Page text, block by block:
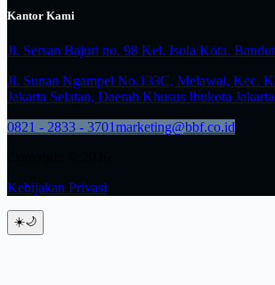
Kantor Kami
Jl. Sersan Bajuri no. 98 Kel. Isola Kota.
Jl. Sunan Ngampel No.133C, Melawai, Kec.
Jakarta Selatan, Daerah Khusus Ibukota
0821 - 2833 - 3701marketing@bbf.co.id
Kebijakan Privasi
☀️🌙